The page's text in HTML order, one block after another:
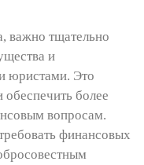
важно тщательно
и
юристами. Это
более
вопросам.
финансовых